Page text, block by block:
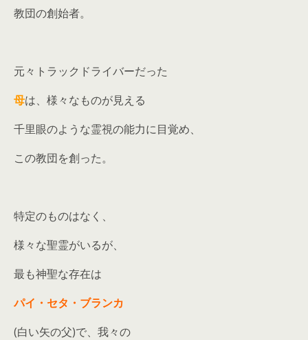
教団の創始者。
元々トラックドライバーだった
母は、様々なものが見える
千里眼のような霊視の能力に目覚め、
この教団を創った。
特定のものはなく、
様々な聖霊がいるが、
最も神聖な存在は
パイ・セタ・ブランカ
(白い矢の父)で、我々の